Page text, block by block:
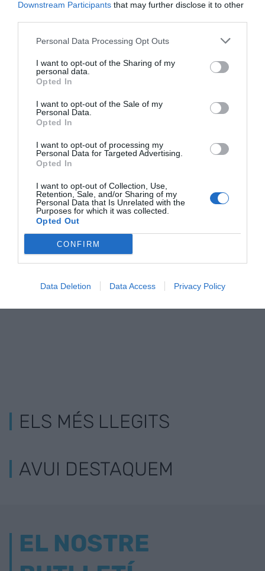
Downstream Participants that may further disclose it to other
Personal Data Processing Opt Outs
I want to opt-out of the Sharing of my
personal data.
Opted In
I want to opt-out of the Sale of my
Personal Data.
Opted In
I want to opt-out of processing my
Personal Data for Targeted Advertising.
Opted In
I want to opt-out of Collection, Use,
Retention, Sale, and/or Sharing of my
Personal Data that Is Unrelated with the
Purposes for which it was collected.
Opted Out
CONFIRM
Data Deletion Data Access Privacy Policy
RELACIONADES
Carles Torrecilla:
"Trump no vol
castigar ningú, sinó
més justes"
Trump i els aranzels
de pa sucat amb oli
Josep M.
a 'Das
ELS MÉS LLEGITS
AVUI DESTAQUEM
EL NOSTRE